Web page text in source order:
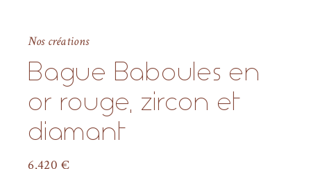
Nos créations
Bague Baboules en
or rouge, zircon et
diamant
6.420 €